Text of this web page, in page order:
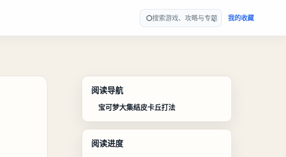
搜索游戏、攻略与专题 我的收藏
阅读导航
宝可梦大集结皮卡丘打法
阅读进度